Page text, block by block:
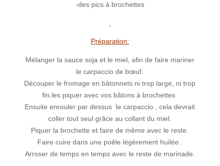
-des pics à brochettes
Préparation:
Mélanger la sauce soja et le miel, afin de faire mariner
le carpaccio de bœuf.
Découper le fromage en bâtonnets ni trop large, ni trop
fin.les piquer avec vos bâtons à brochettes
Ensuite enrouler par dessus le carpaccio , cela devrait
coller tout seul grâce au collant du miel.
Piquer la brochette et faire de même avec le reste.
Faire cuire dans une poêle légèrement huilée .
Arroser de temps en temps avec le reste de marinade.